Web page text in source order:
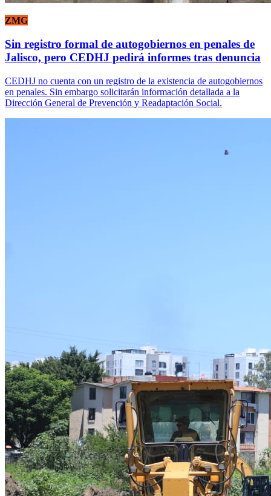
ZMG
Sin registro formal de autogobiernos en penales de
Jalisco, pero CEDHJ pedirá informes tras denuncia
CEDHJ no cuenta con un registro de la existencia de autogobiernos
en penales. Sin embargo solicitarán información detallada a la
Dirección General de Prevención y Readaptación Social.